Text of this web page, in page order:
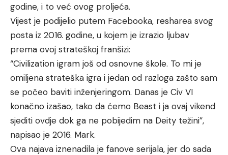
godine, i to već ovog proljeća.
Vijest je podijelio putem Facebooka, resharea svog
posta iz 2016. godine, u kojem je izrazio ljubav
prema ovoj strateškoj franšizi:
“Civilization igram još od osnovne škole. To mi je
omiljena strateška igra i jedan od razloga zašto sam
se počeo baviti inženjeringom. Danas je Civ VI
konačno izašao, tako da ćemo Beast i ja ovaj vikend
sjediti ovdje dok ga ne pobijedim na Deity težini”,
napisao je 2016. Mark.
Ova najava iznenadila je fanove serijala, jer do sada